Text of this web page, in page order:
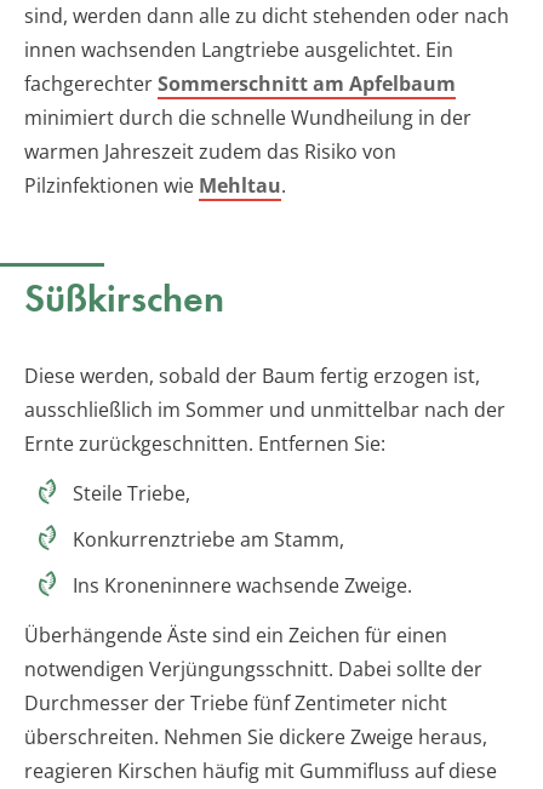
sind, werden dann alle zu dicht stehenden oder nach
innen wachsenden Langtriebe ausgelichtet. Ein
fachgerechterSommerschnitt am Apfelbaum
minimiert durch die schnelle Wundheilung in der
warmen Jahreszeit zudem das Risiko von
Pilzinfektionen wie Mehltau.
Süßkirschen
Diese werden, sobald der Baum fertig erzogen ist,
ausschließlich im Sommer und unmittelbar nach der
Ernte zurückgeschnitten. Entfernen Sie:
Steile Triebe,
Konkurrenztriebe am Stamm,
Ins Kroneninnere wachsende Zweige.
Überhängende Äste sind ein Zeichen für einen
notwendigen Verjüngungsschnitt. Dabei sollte der
Durchmesser der Triebe fünf Zentimeter nicht
überschreiten. Nehmen Sie dickere Zweige heraus,
reagieren Kirschen häufig mit Gummifluss auf diese